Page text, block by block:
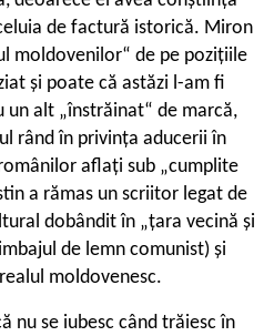
de factură istorică. Miron
moldovenilor“ de pe pozițiile
și poate că astăzi l-am fi
alt „înstrăinat“ de marcă,
rând în privința aducerii în
aflați sub „cumplite
a rămas un scriitor legat de
dobândit în „țara vecină și
de lemn comunist) și
moldovenesc.
nu se iubesc când trăiesc în